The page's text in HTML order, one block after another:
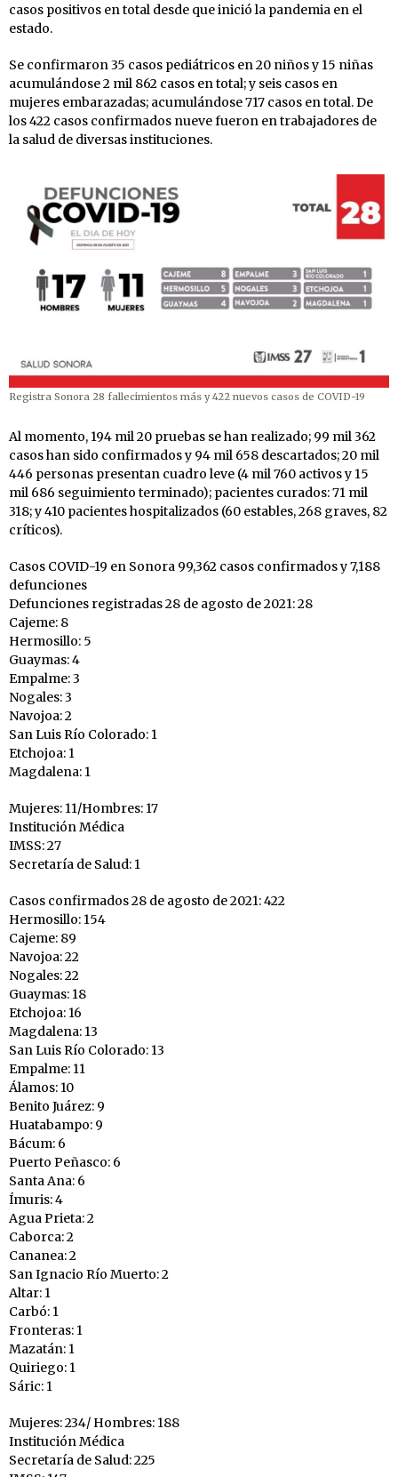
casos positivos en total desde que inició la pandemia en el
estado.
Se confirmaron 35 casos pediátricos en 20 niños y 15 niñas
acumulándose 2 mil 862 casos en total; y seis casos en
mujeres embarazadas; acumulándose 717 casos en total. De
los 422 casos confirmados nueve fueron en trabajadores de
la salud de diversas instituciones.
Registra Sonora 28 fallecimientos más y 422 nuevos casos de COVID-19
Al momento, 194 mil 20 pruebas se han realizado; 99 mil 362
casos han sido confirmados y 94 mil 658 descartados; 20 mil
446 personas presentan cuadro leve (4 mil 760 activos y 15
mil 686 seguimiento terminado); pacientes curados: 71 mil
318; y 410 pacientes hospitalizados (60 estables, 268 graves, 82
críticos).
Casos COVID-19 en Sonora 99,362 casos confirmados y 7,188
defunciones
Defunciones registradas 28 de agosto de 2021: 28
Cajeme: 8
Hermosillo: 5
Guaymas: 4
Empalme: 3
Nogales: 3
Navojoa: 2
San Luis Río Colorado: 1
Etchojoa: 1
Magdalena: 1
Mujeres: 11/Hombres: 17
Institución Médica
IMSS: 27
Secretaría de Salud: 1
Casos confirmados 28 de agosto de 2021: 422
Hermosillo: 154
Cajeme: 89
Navojoa: 22
Nogales: 22
Guaymas: 18
Etchojoa: 16
Magdalena: 13
San Luis Río Colorado: 13
Empalme: 11
Álamos: 10
Benito Juárez: 9
Huatabampo: 9
Bácum: 6
Puerto Peñasco: 6
Santa Ana: 6
Ímuris: 4
Agua Prieta: 2
Caborca: 2
Cananea: 2
San Ignacio Río Muerto: 2
Altar: 1
Carbó: 1
Fronteras: 1
Mazatán: 1
Quiriego: 1
Sáric: 1
Mujeres: 234/ Hombres: 188
Institución Médica
Secretaría de Salud: 225